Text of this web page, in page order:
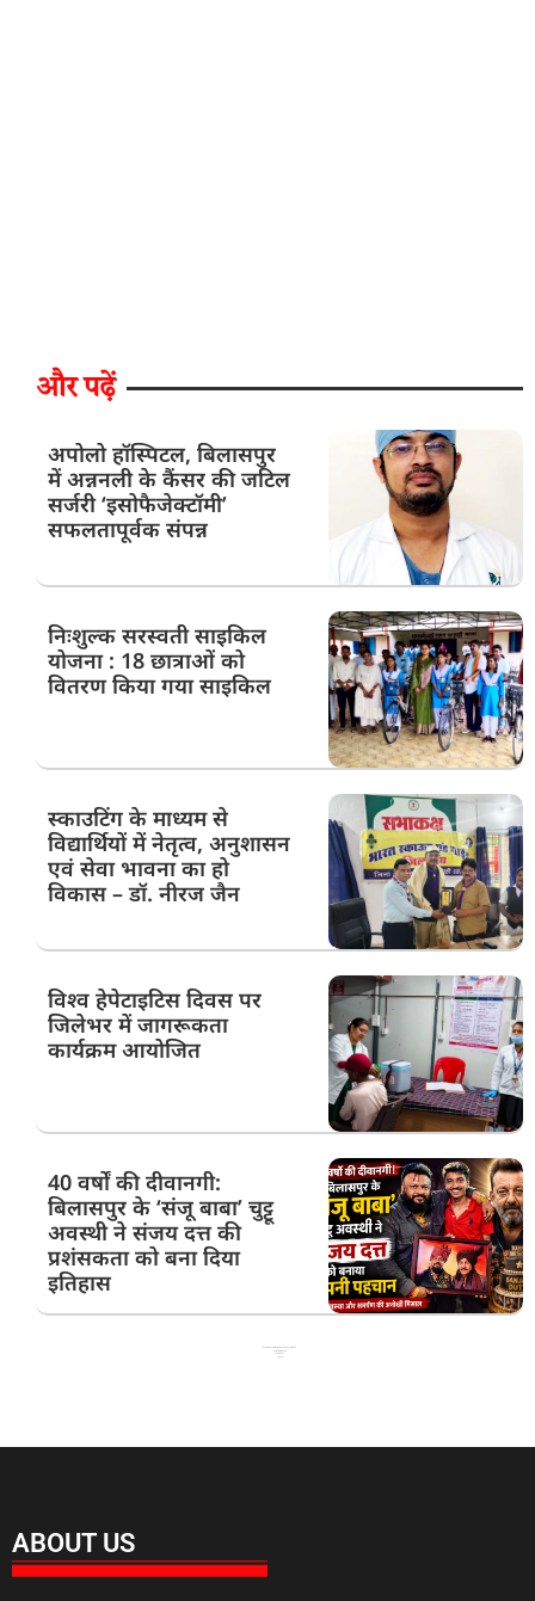
और पढ़ें
अपोलो हॉस्पिटल, बिलासपुर
में अन्ननली के कैंसर की जटिल
सर्जरी ‘इसोफैजेक्टॉमी’
सफलतापूर्वक संपन्न
निःशुल्क सरस्वती साइकिल
योजना : 18 छात्राओं को
वितरण किया गया साइकिल
स्काउटिंग के माध्यम से
विद्यार्थियों में नेतृत्व, अनुशासन
एवं सेवा भावना का हो
विकास – डॉ. नीरज जैन
विश्व हेपेटाइटिस दिवस पर
जिलेभर में जागरूकता
कार्यक्रम आयोजित
40 वर्षों की दीवानगी:
बिलासपुर के ‘संजू बाबा’ चुट्टू
अवस्थी ने संजय दत्त की
प्रशंसकता को बना दिया
इतिहास
ABOUT US